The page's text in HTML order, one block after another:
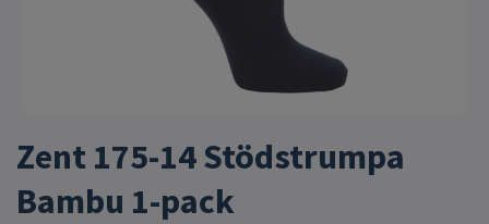
Zent 175-14 Stödstrumpa
Bambu 1-pack